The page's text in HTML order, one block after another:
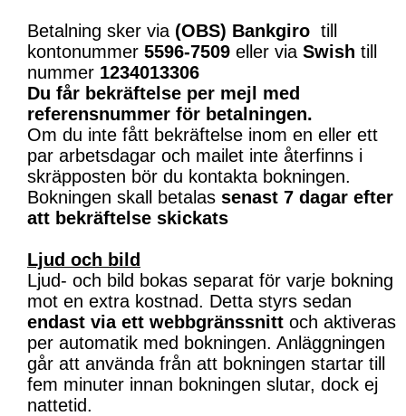
Betalning sker via (OBS) Bankgiro till
kontonummer 5596-7509 eller via Swish till
nummer 1234013306
Du får bekräftelse per mejl med
referensnummer för betalningen.
Om du inte fått bekräftelse inom en eller ett
par arbetsdagar och mailet inte återfinns i
skräpposten bör du kontakta bokningen.
Bokningen skall betalas senast 7 dagar efter
att bekräftelse skickats
Ljud och bild
Ljud- och bild bokas separat för varje bokning
mot en extra kostnad. Detta styrs sedan
endast via ett webbgränssnitt och aktiveras
per automatik med bokningen. Anläggningen
går att använda från att bokningen startar till
fem minuter innan bokningen slutar, dock ej
nattetid.